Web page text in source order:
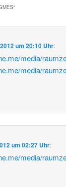
“
um 20:10 Uhr:
media/
media/
um 02:27 Uhr:
media/